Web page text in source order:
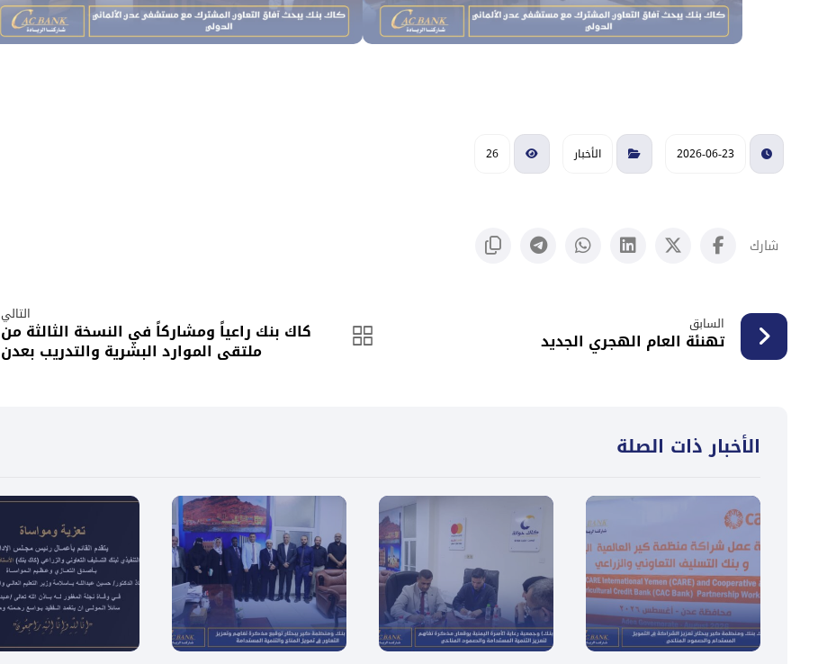
2026-06-23 الأخبار 26
السابق
تهنئة العام الهجري الجديد
التالي
كاك بنك راعياً ومشاركاً في النسخة الثالثة من
ملتقى الموارد البشرية والتدريب بعدن
الأخبار ذات الصلة